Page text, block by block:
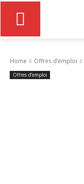
Home Offres d’emploi
Offres d’emploi